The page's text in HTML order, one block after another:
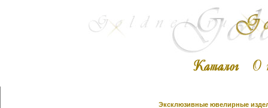
Эксклюзивные ювелирные